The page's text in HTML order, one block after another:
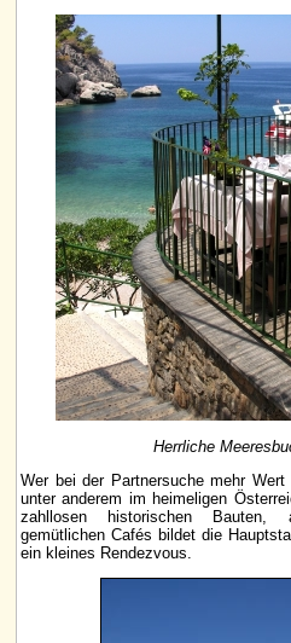
Herrliche
Wer bei der Partnersuche mehr
unter anderem im heimeligen
zahllosen historischen Bauten,
gemütlichen Cafés bildet die
ein kleines Rendezvous.